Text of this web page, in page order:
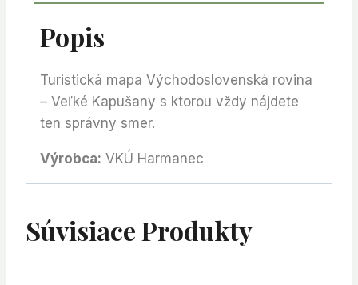
Popis
Turistická mapa Východoslovenská rovina
– Veľké Kapušany s ktorou vždy nájdete
ten správny smer.
Výrobca: VKÚ Harmanec
Súvisiace Produkty